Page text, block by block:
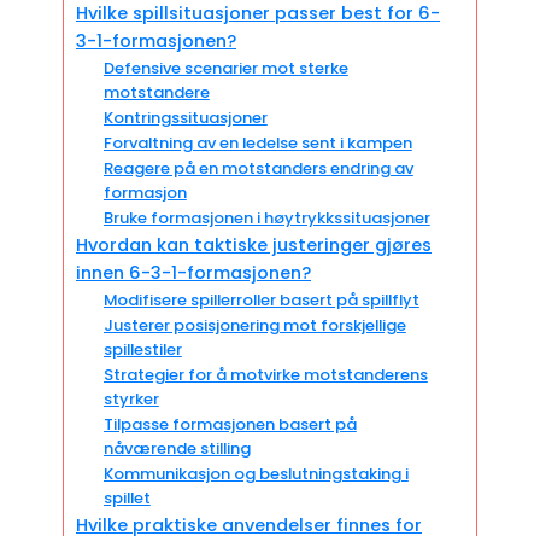
Hvilke spillsituasjoner passer best for 6-
3-1-formasjonen?
Defensive scenarier mot sterke
motstandere
Kontringssituasjoner
Forvaltning av en ledelse sent i kampen
Reagere på en motstanders endring av
formasjon
Bruke formasjonen i høytrykkssituasjoner
Hvordan kan taktiske justeringer gjøres
innen 6-3-1-formasjonen?
Modifisere spillerroller basert på spillflyt
Justerer posisjonering mot forskjellige
spillestiler
Strategier for å motvirke motstanderens
styrker
Tilpasse formasjonen basert på
nåværende stilling
Kommunikasjon og beslutningstaking i
spillet
Hvilke praktiske anvendelser finnes for